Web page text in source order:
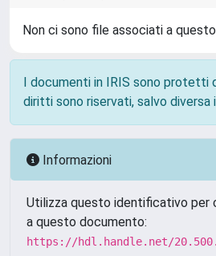
Non ci sono file associati a
I documenti in IRIS sono protetti
diritti sono riservati, salvo diversa
Informazioni
Utilizza questo identificativo per
a questo documento:
https://hdl.handle.net/